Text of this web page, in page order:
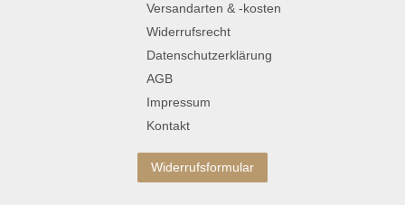
Versandarten & -kosten
Widerrufsrecht
Datenschutzerklärung
AGB
Impressum
Kontakt
Widerrufsformular